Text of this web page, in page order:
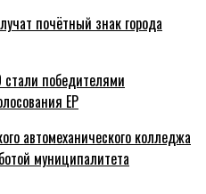
почётный знак города
победителями
ЕР
автомеханического колледжа
муниципалитета